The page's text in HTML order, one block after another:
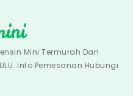
Mini Termurah Dan
Info Pemesanan Hubungi